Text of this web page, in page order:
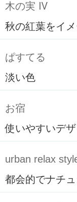
木の実 Ⅳ
秋の紅葉をイ
ぱすてる
淡い色
お宿
使いやすいデ
urban relax
都会的でナチ